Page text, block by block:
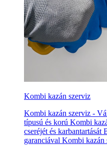
Kombi kazán szerviz
Kombi kazán szerviz -
típusú és korú Kombi
cseréjét és karbantartását
garanciával Kombi kazán